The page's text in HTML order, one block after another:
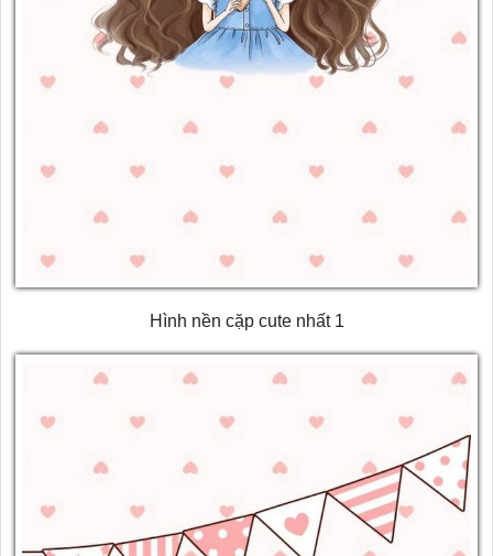
Hình nền cặp cute nhất 1